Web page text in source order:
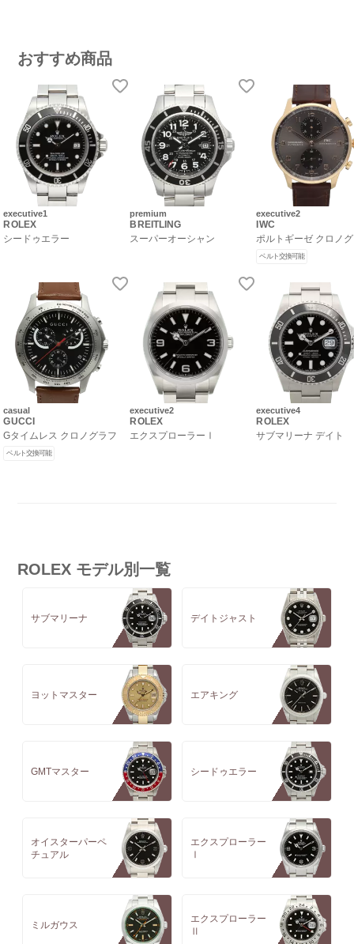
おすすめ商品
executive1
ROLEX
シードゥエラー
casual
GUCCI
Gタイムレス クロノグラフ
ベルト交換可能
premium
BREITLING
スーパーオーシャン
executive2
ROLEX
エクスプローラーⅠ
executive2
IWC
ポルトギーゼ クロノ
ベルト交換可能
executive4
ROLEX
サブマリーナ デイト
ROLEX モデル別一覧
サブマリーナ デイトジャスト
ヨットマスター エアキング
GMTマスター シードゥエラー
オイスターパーペ
チュアル
エクスプローラー
Ⅰ
ミルガウス
エクスプローラー
Ⅱ